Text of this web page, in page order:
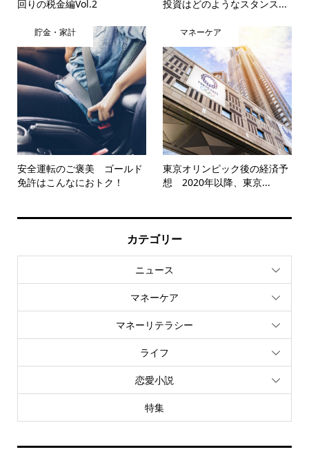
回りの税金編Vol.2 投資はどのようなスタンス...
貯金・家計
安全運転のご褒美 ゴールド
免許はこんなにおトク！
マネーケア
東京オリンピック後の経済予
想 2020年以降、東京...
カテゴリー
ニュース
マネーケア
マネーリテラシー
ライフ
恋愛小説
特集